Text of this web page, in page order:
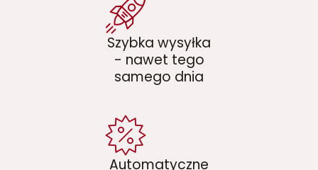
Szybka wysyłka
- nawet tego
samego dnia
Automatyczne